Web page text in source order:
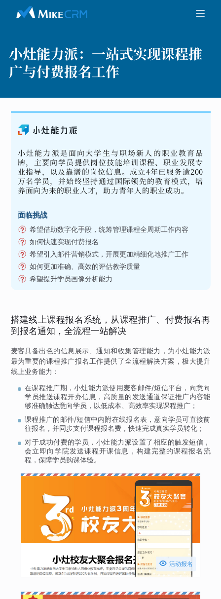
小灶能力派： 一站式实现课程推
广与付费报名工作
小灶能力派是面向大学生与职场新人的职业教育品
牌，主要向学员提供岗位技能培训课程、职业发展专
业指导，以及靠谱的岗位信息。成立4年已服务逾200
万名学员，并始终坚持通过国际领先的教育模式，培
养面向为来的职业人才，助力青年人的职业成功。
面临挑战
希望借助数字化手段，统筹管理课程全周期工作内容
如何快速实现付费报名
希望引入邮件营销模式，开展更加精细化地推广工作
如何更加准确、高效的评估教学质量
希望提升学员画像分析能力
搭建线上课程报名系统，从课程推广、付费报名再
到报名通知，全流程一站解决
麦客具备出色的信息展示、通知和收集管理能力，为小灶能力派
最为重要的课程推广报名工作提供了全流程解决方案，极大提升
线上业务能力：
在课程推广期，小灶能力派使用麦客邮件/短信平台，向意向
学员推送课程开办信息，高质量的发送通道保证推广内容能
够准确触达意向学员，以低成本、高效率实现课程推广；
课程推广的邮件/短信中内附在线报名表，意向学员可直接前
往报名，并同步支付课程报名费，快速完成真实学员转化；
对于成功付费的学员，小灶能力派设置了相应的触发短信，
会立即向学院发送课程开课信息，构建完整的课程报名流
程，保障学员购课体验。
 活动报名